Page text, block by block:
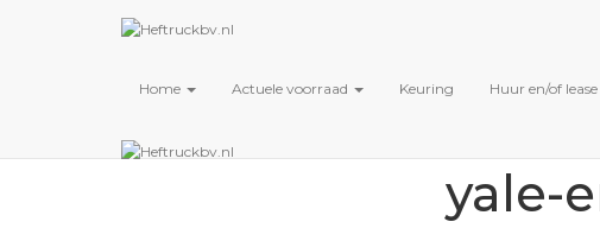
Favorieten
Home Actuele voorraad Keuring Huur en/of lease
yale-